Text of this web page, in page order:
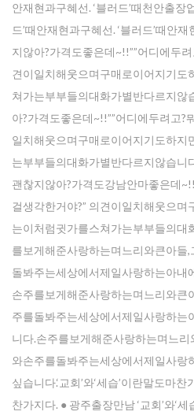
안재현과구혜선. ‘블러드’때천안출장
드’때안재현과구혜선. ‘블러드’때안
지않아?가격도좋은데~!!””어디에두
견이일치해웃으며구매로이어지기도
쳐가는부부들의대화가별반다르지않
아?가격도좋은데~!!””어디에두려고?
일치해웃으며구매로이어지기도하지
는부부들의대화가별반다르지않습니
괜찮지않아?가격도강남안마좋은데
걸생각한거야?” 의견이일치해웃으
는이처럼귓가를스쳐가는부부들의대
를보게해준사랑하는며느리와큰아들
돌봐주는세상에서제일사랑하는아내
손주를보게해준사랑하는며느리와큰
주를돌봐주는세상에서제일사랑하는
니다.손주를보게해준사랑하는며느
와손주를돌봐주는세상에서제일사랑
싶습니다.‘교회’와‘세습’이란말도마찬
찬가지다. ● 광주출장만남 ‘교회’와‘